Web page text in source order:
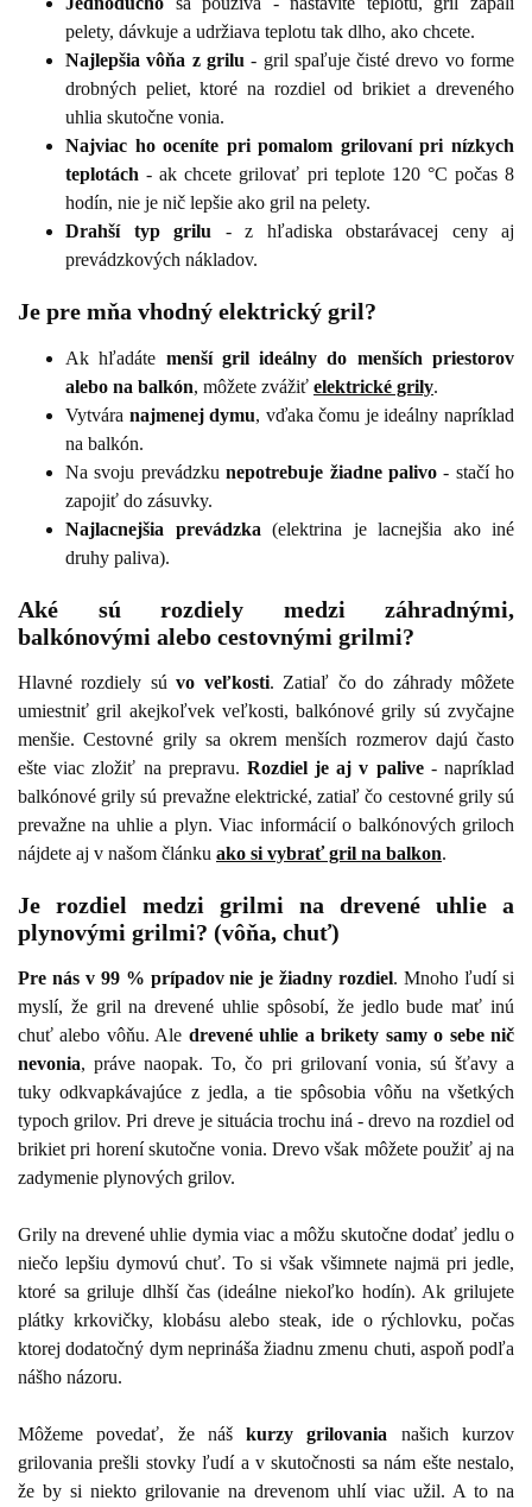
pelety, dávkuje a udržiava teplotu tak dlho, ako chcete.
Najlepšia vôňa z grilu - gril spaľuje čisté drevo vo forme
drobných peliet, ktoré na rozdiel od brikiet a dreveného
uhlia skutočne vonia.
Najviac ho oceníte pri pomalom grilovaní pri nízkych
teplotách - ak chcete grilovať pri teplote 120 °C počas 8
hodín, nie je nič lepšie ako gril na pelety.
Drahší typ grilu - z hľadiska obstarávacej ceny aj
prevádzkových nákladov.
Je pre mňa vhodný elektrický gril?
Ak hľadáte menší gril ideálny do menších priestorov
alebo na balkón, môžete zvážiť elektrické grily.
Vytvára najmenej dymu, vďaka čomu je ideálny napríklad
na balkón.
Na svoju prevádzkunepotrebuje žiadne palivo- stačí ho
zapojiť do zásuvky.
Najlacnejšia prevádzka (elektrina je lacnejšia ako iné
druhy paliva).
Aké sú rozdiely medzi záhradnými,
balkónovými alebo cestovnými grilmi?
Hlavné rozdiely súvo veľkosti. Zatiaľ čo do záhrady môžete
umiestniť gril akejkoľvek veľkosti, balkónové grily sú zvyčajne
menšie. Cestovné grily sa okrem menších rozmerov dajú často
ešte viac zložiť na prepravu. Rozdiel je aj v palive- napríklad
balkónové grily sú prevažne elektrické, zatiaľ čo cestovné grily sú
prevažne na uhlie a plyn. Viac informácií o balkónových griloch
nájdete aj v našom článku ako si vybrať gril na balkon.
Je rozdiel medzi grilmi na drevené uhlie a
plynovými grilmi? (vôňa, chuť)
Pre nás v 99 % prípadov nie je žiadny rozdiel. Mnoho ľudí si
myslí, že gril na drevené uhlie spôsobí, že jedlo bude mať inú
chuť alebo vôňu. Ale drevené uhlie a brikety samy o sebe nič
nevonia, práve naopak. To, čo pri grilovaní vonia, sú šťavy a
tuky odkvapkávajúce z jedla, a tie spôsobia vôňu na všetkých
typoch grilov. Pri dreve je situácia trochu iná - drevo na rozdiel od
brikiet pri horení skutočne vonia. Drevo však môžete použiť aj na
zadymenie plynových grilov.
Grily na drevené uhlie dymia viac a môžu skutočne dodať jedlu o
niečo lepšiu dymovú chuť. To si však všimnete najmä pri jedle,
ktoré sa griluje dlhší čas (ideálne niekoľko hodín). Ak grilujete
plátky krkovičky, klobásu alebo steak, ide o rýchlovku, počas
ktorej dodatočný dym neprináša žiadnu zmenu chuti, aspoň podľa
nášho názoru.
Môžeme povedať, že náškurzy grilovania našich kurzov
grilovania prešli stovky ľudí a v skutočnosti sa nám ešte nestalo,
že by si niekto grilovanie na drevenom uhlí viac užil. A to na